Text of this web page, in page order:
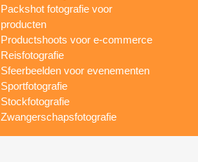
Packshot fotografie voor
producten
Productshoots voor e-commerce
Reisfotografie
Sfeerbeelden voor evenementen
Sportfotografie
Stockfotografie
Zwangerschapsfotografie